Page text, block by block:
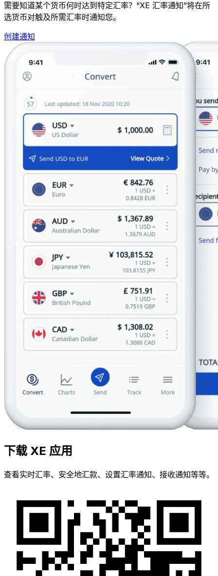
需要知道某个货币何时达到特定汇率？“XE 汇率通知”将在所
选货币对触及所需汇率时通知您。
创建通知
下载 XE 应用
查看实时汇率、安全地汇款、设置汇率通知、接收通知等等。